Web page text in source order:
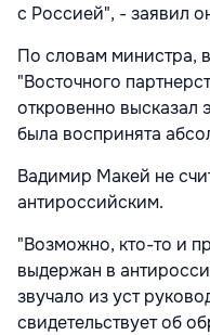
с Россией", - заявил
По словам министра,
"Восточного
откровенно высказал
была воспринята
Вадимир Макей не
антироссийским.
"Возможно, кто-то и
выдержан в
звучало из уст
свидетельствует об